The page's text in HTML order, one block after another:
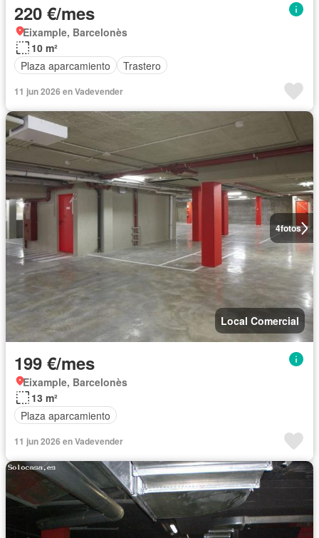
220 €/mes
Eixample, Barcelonès
10 m²
Plaza aparcamiento
Trastero
11 jun 2026 en Vadevender
4fotos
Local Comercial
199 €/mes
Eixample, Barcelonès
13 m²
Plaza aparcamiento
11 jun 2026 en Vadevender